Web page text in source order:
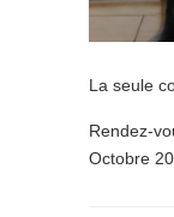
La seule
Rendez-
Octobre